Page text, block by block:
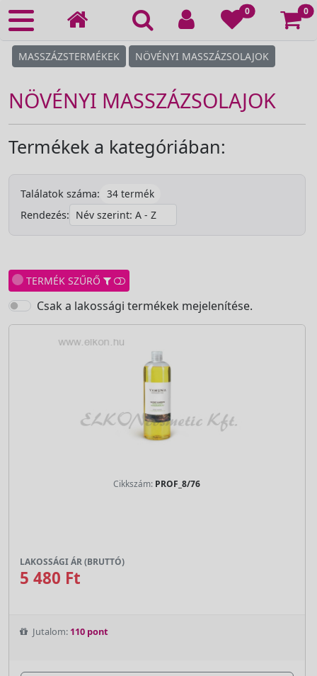
0 0
MASSZÁZSTERMÉKEK NÖVÉNYI MASSZÁZSOLAJOK
NÖVÉNYI MASSZÁZSOLAJOK
Termékek a kategóriában:
Találatok száma: 34 termék
Rendezés:
TERMÉK SZŰRŐ
Csak a lakossági termékek mejelenítése.
Cikkszám: PROF_8/76
LAKOSSÁGI ÁR (BRUTTÓ)
5 480 Ft
Jutalom: 110 pont